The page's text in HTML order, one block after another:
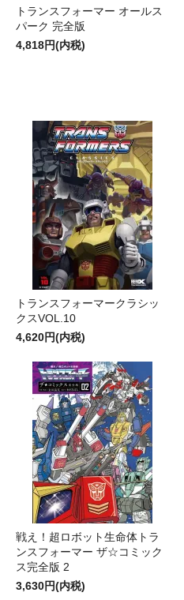
トランスフォーマー オールス
パーク 完全版
4,818円(内税)
トランスフォーマークラシッ
クスVOL.10
4,620円(内税)
戦え！超ロボット生命体トラ
ンスフォーマー ザ☆コミック
ス完全版 2
3,630円(内税)